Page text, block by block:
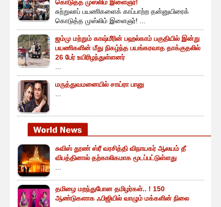
கொடுத்த முஸ்லிம் இளைஞர்!
சுற்றுலாப் பயணிகளைக் காப்பாற்ற தன்னுயிரைக்
கொடுத்த முஸ்லிம் இளைஞர்! ...
ஜம்மு மற்றும் காஷ்மீரின் பஹல்காம் பகுதியில் இன்று
பயணிகளின் மீது நிகழ்ந்த பயங்கரவாத தாக்குதலில்
26 பேர் உயிரிழந்துள்ளனர்
...
மருத்துவமனையில் சாய்ரா பானு
...
சுவிஸ் தூண் ஸ்ரீ வரசித்தி விநாயகர் ஆலயம் தீ
விபத்தினால் தற்காலிகமாக மூடப்பட்டுள்ளது
...
தமிழை மறந்துபோன தமிழர்கள்.. ! 150
ஆண்டுகளாக ஃபிஜியில் வாழும் மக்களின் நிலை